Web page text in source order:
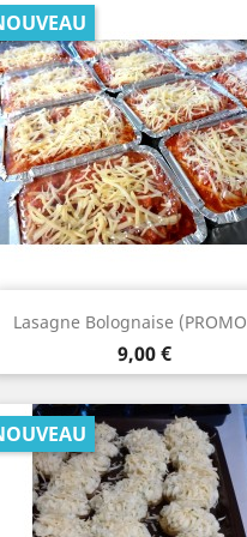
Lasagne Bolognaise
Prix
9,00 €
Aperçu rapide